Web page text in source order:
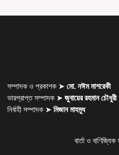
সম্পাদক ও প্রকাশক ➤ মো. নঈম মাশরেকী
ভারপ্রাপ্ত সম্পাদক ➤ জুবায়ের রহমান চৌধুরী
নির্বাহী সম্পাদক ➤ মিজান মাহমুধ
বার্তা ও